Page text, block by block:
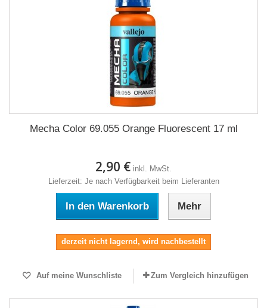
Mecha Color 69.055 Orange Fluorescent 17 ml
2,90 € inkl. MwSt.
Lieferzeit: Je nach Verfügbarkeit beim Lieferanten
In den Warenkorb Mehr
derzeit nicht lagernd, wird nachbestellt
Auf meine Wunschliste Zum Vergleich hinzufügen